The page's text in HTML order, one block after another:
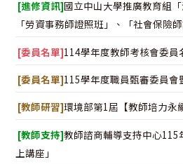
[進修資訊]國立中山大學推廣教育組
「勞資事務師證照班」、「社會保險
[委員名單]114學年度教師考核會委員
[委員名單]115學年度職員甄審委員
[教師研習]環境部第1屆【教師培力永
[教師支持]教師諮商輔導支持中心
上講座」